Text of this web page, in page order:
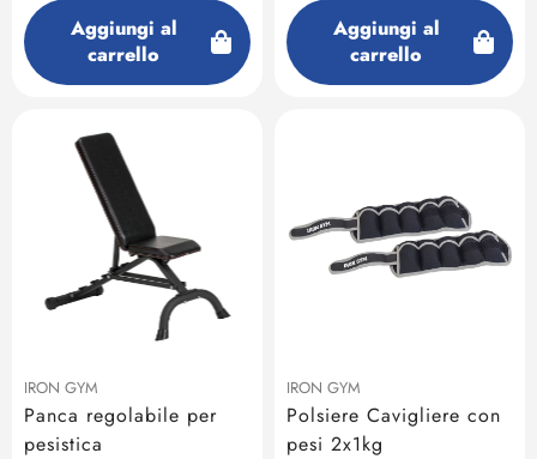
Aggiungi al
carrello
Aggiungi al
carrello
IRON GYM
Panca regolabile per
pesistica
IRON GYM
Polsiere Cavigliere con
pesi 2x1kg